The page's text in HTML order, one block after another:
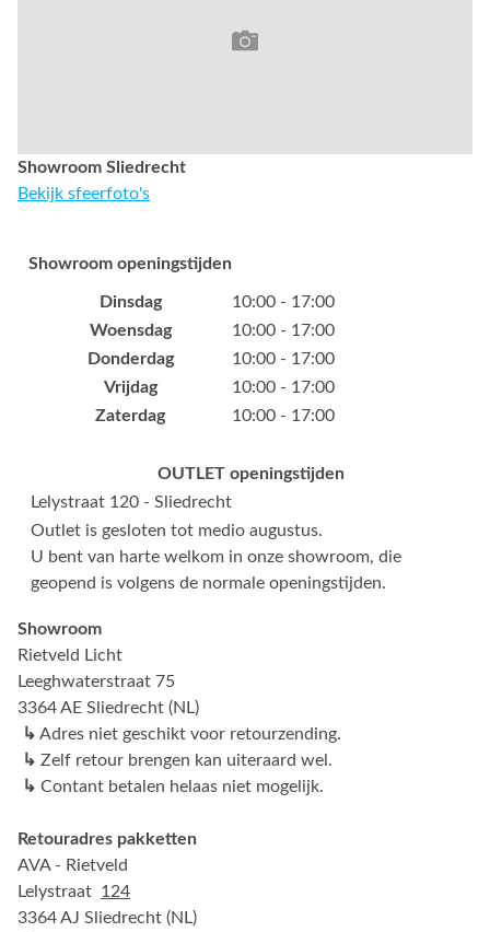
Showroom Sliedrecht
Bekijk sfeerfoto's
Showroom openingstijden
Dinsdag
10:00 - 17:00
Woensdag
10:00 - 17:00
Donderdag
10:00 - 17:00
Vrijdag
10:00 - 17:00
Zaterdag
10:00 - 17:00
OUTLET openingstijden
Lelystraat 120 - Sliedrecht
Outlet is gesloten tot medio augustus.
U bent van harte welkom in onze showroom, die
geopend is volgens de normale openingstijden.
Showroom
Rietveld Licht
Leeghwaterstraat 75
3364 AE Sliedrecht (NL)
↳ Adres niet geschikt voor retourzending.
↳ Zelf retour brengen kan uiteraard wel.
↳ Contant betalen helaas niet mogelijk.
Retouradres pakketten
AVA - Rietveld
Lelystraat 124
3364 AJ Sliedrecht (NL)